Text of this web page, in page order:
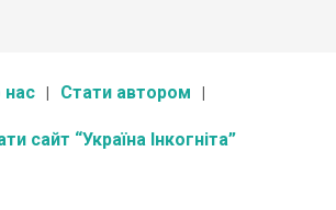
нас Стати автором
сайт “Україна Інкогніта”